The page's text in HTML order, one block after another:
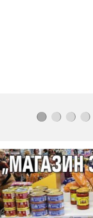
Огромни
Наглост:
риболовна
Близнака
Росица
котки
Пентагонът